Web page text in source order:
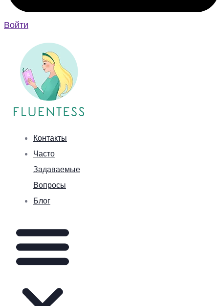
Войти
Контакты
Часто
Задаваемые
Вопросы
Блог